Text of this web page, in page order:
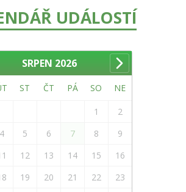
UDÁLOSTÍ
SRPEN 2026
ST ČT PÁ SO NE
1
2
4 5 6 7 8
9
12 13 14 15
16
19 20 21 22
23